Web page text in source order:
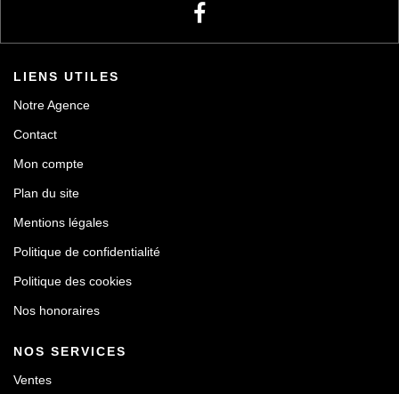
LIENS UTILES
Notre Agence
Contact
Mon compte
Plan du site
Mentions légales
Politique de confidentialité
Politique des cookies
Nos honoraires
NOS SERVICES
Ventes